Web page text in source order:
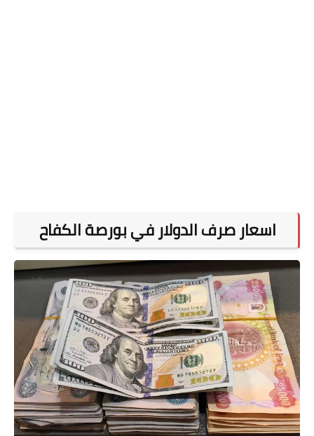
اسعار صرف الدولار في بورصة الكفاح